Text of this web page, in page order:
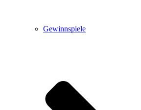
Gewinnspiele